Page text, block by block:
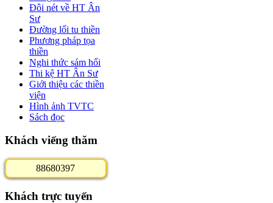
Đôi nét về HT Ân
Sư
Đường lối tu thiền
Phương pháp tọa
thiền
Nghi thức sám hối
Thi kệ HT Ân Sư
Giới thiệu các thiền
viện
Hình ảnh TVTC
Sách đọc
Khách viếng thăm
88680397
Khách trực tuyến